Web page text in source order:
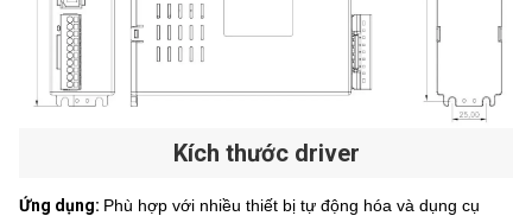
Kích thước driver
Ứng dụng: Phù hợp với nhiều thiết bị tự động hóa và dụng cụ